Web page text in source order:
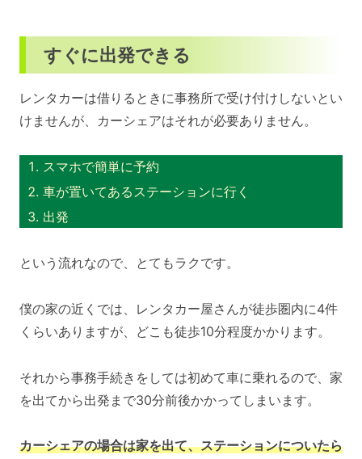
すぐに出発できる
レンタカーは借りるときに事務所で受け付けしないとい
けませんが、カーシェアはそれが必要ありません。
スマホで簡単に予約
車が置いてあるステーションに行く
出発
という流れなので、とてもラクです。
僕の家の近くでは、レンタカー屋さんが徒歩圏内に4件
くらいありますが、どこも徒歩10分程度かかります。
それから事務手続きをしては初めて車に乗れるので、家
を出てから出発まで30分前後かかってしまいます。
カーシェアの場合は家を出て、ステーションについたら